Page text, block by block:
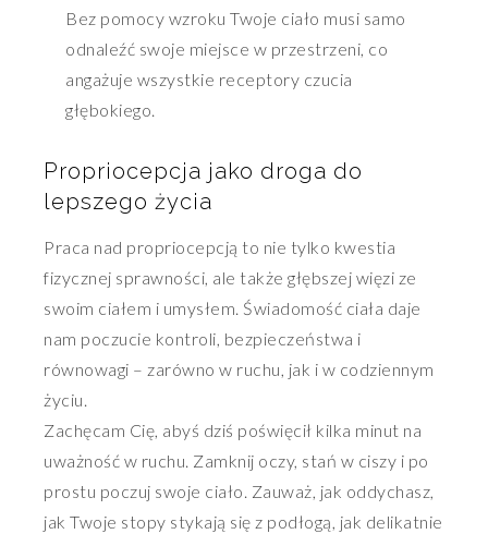
Bez pomocy wzroku Twoje ciało musi samo
odnaleźć swoje miejsce w przestrzeni, co
angażuje wszystkie receptory czucia
głębokiego.
Propriocepcja jako droga do
lepszego życia
Praca nad propriocepcją to nie tylko kwestia
fizycznej sprawności, ale także głębszej więzi ze
swoim ciałem i umysłem. Świadomość ciała daje
nam poczucie kontroli, bezpieczeństwa i
równowagi – zarówno w ruchu, jak i w codziennym
życiu.
Zachęcam Cię, abyś dziś poświęcił kilka minut na
uważność w ruchu. Zamknij oczy, stań w ciszy i po
prostu poczuj swoje ciało. Zauważ, jak oddychasz,
jak Twoje stopy stykają się z podłogą, jak delikatnie